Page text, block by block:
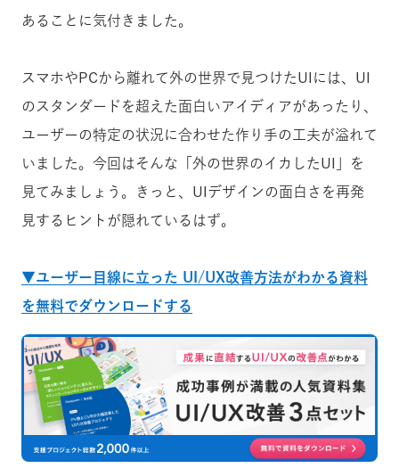
あることに気付きました。
スマホやPCから離れて外の世界で見つけたUIには、UI
のスタンダードを超えた面白いアイディアがあったり、
ユーザーの特定の状況に合わせた作り手の工夫が溢れて
いました。今回はそんな「外の世界のイカしたUI」を
見てみましょう。きっと、UIデザインの面白さを再発
見するヒントが隠れているはず。
▼ユーザー目線に立った UI/UX改善方法がわかる資料
を無料でダウンロードする